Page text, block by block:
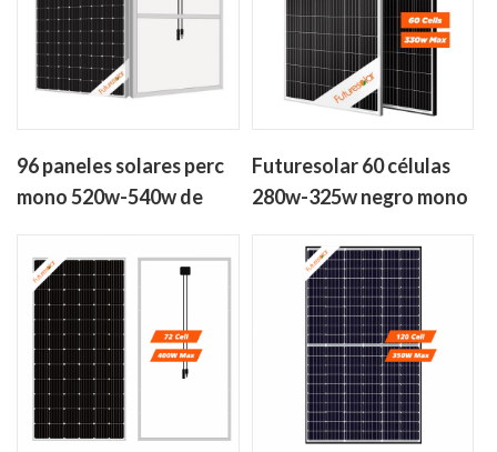
96 paneles solares perc
mono 520w-540w de
Futuresolar 60 células
280w-325w negro mono